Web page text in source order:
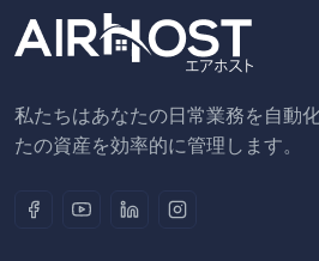
私たちはあなたの日常業務を自動
たの資産を効率的に管理します。